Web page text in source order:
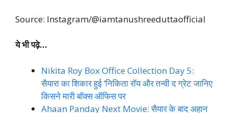
Source: Instagram/@iamtanushreeduttaofficial
ये भी पढ़े…
Nikita Roy Box Office Collection Day 5:
सैयारा का शिकार हुई ‘निकिता रॉय और तन्वी द ग्रेट जानिए
किसने मारी बॉक्स ऑफिस पर
Ahaan Panday Next Movie: सैयार के बाद अहान